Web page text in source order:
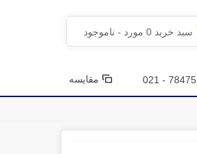
سبد خرید 0 مورد - ناموجود
مقایسه